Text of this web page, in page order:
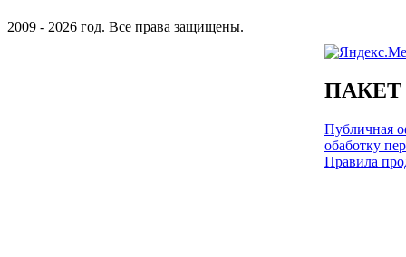
2009 - 2026 год. Все права защищены.
Публичная
обаботку
Правила